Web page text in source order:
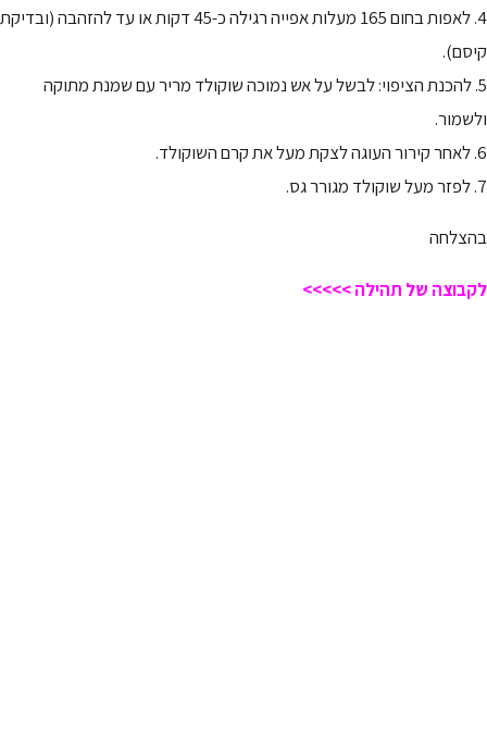
4. לאפות בחום 165 מעלות אפייה רגילה כ-45 דקות או עד להזהבה (ובדיקת
קיסם).
5. להכנת הציפוי: לבשל על אש נמוכה שוקולד מריר עם שמנת מתוקה
ולשמור.
6. לאחר קירור העוגה לצקת מעל את קרם השוקולד.
7. לפזר מעל שוקולד מגורר גס.
בהצלחה
לקבוצה של תהילה >>>>>